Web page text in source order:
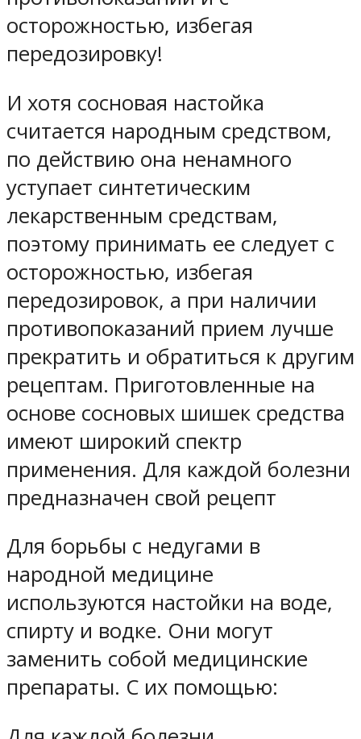
осторожностью, избегая
передозировку!
И хотя сосновая настойка
считается народным средством,
по действию она ненамного
уступает синтетическим
лекарственным средствам,
поэтому принимать ее следует с
осторожностью, избегая
передозировок, а при наличии
противопоказаний прием лучше
прекратить и обратиться к другим
рецептам. Приготовленные на
основе сосновых шишек средства
имеют широкий спектр
применения. Для каждой болезни
предназначен свой рецепт
Для борьбы с недугами в
народной медицине
используются настойки на воде,
спирту и водке. Они могут
заменить собой медицинские
препараты. С их помощью: